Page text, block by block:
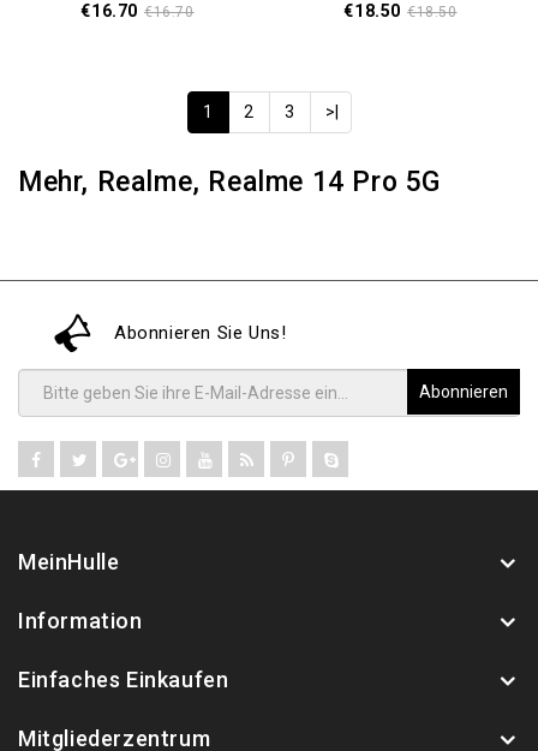
€16.70 €16.70 €18.50 €18.50
1 2 3 >|
Mehr, Realme, Realme 14 Pro 5G
Abonnieren Sie Uns!
Abonnieren
MeinHulle
Information
Einfaches Einkaufen
Mitgliederzentrum